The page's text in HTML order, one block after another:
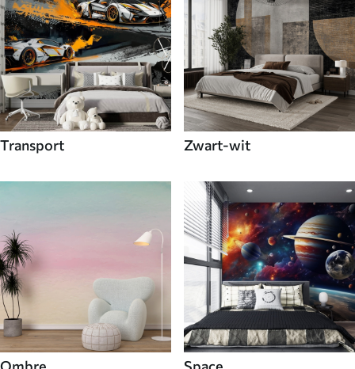
Transport Zwart-wit